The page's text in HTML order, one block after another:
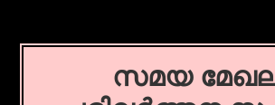
സമയ